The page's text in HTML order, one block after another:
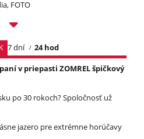
FOTO
7 dní
24 hod
v priepasti ZOMREL špičkový
po 30 rokoch? Spoločnosť už
jazero pre extrémne horúčavy